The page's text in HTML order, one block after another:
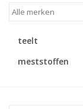
Bodemverbeteraars
Monitoring
teelt
meststoffen